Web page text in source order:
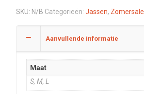
SKU: N/B Categorieën: Jassen, Zomersale
Aanvullende informatie
Maat
S, M, L